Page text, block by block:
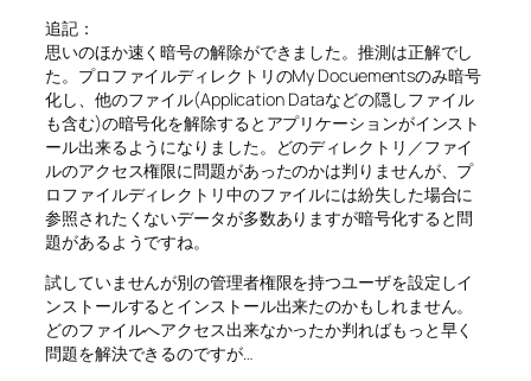
追記：
思いのほか速く暗号の解除ができました。推測は正解でし
た。プロファイルディレクトリのMy Docuementsのみ暗号
化し、他のファイル(Application Dataなどの隠しファイル
も含む)の暗号化を解除するとアプリケーションがインスト
ール出来るようになりました。どのディレクトリ／ファイ
ルのアクセス権限に問題があったのかは判りませんが、プ
ロファイルディレクトリ中のファイルには紛失した場合に
参照されたくないデータが多数ありますが暗号化すると問
題があるようですね。
試していませんが別の管理者権限を持つユーザを設定しイ
ンストールするとインストール出来たのかもしれません。
どのファイルへアクセス出来なかったか判ればもっと早く
問題を解決できるのですが…